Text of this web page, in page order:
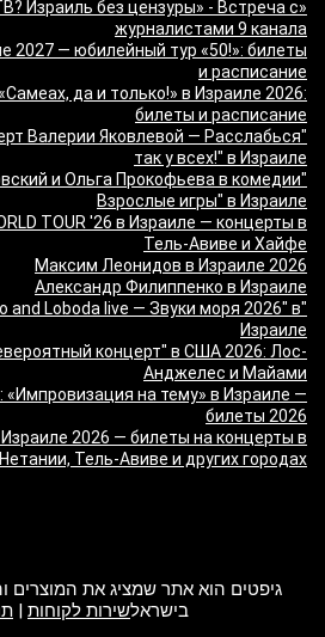
Израиль без цензуры» - Встреча с
журналистами 9 канала
2027 — юбилейный тур «50!»: билеты
и расписание
да и только!» в Израиле 2026:
билеты и расписание
Валерии Яковлевой — Расслабься
так у всех!" в Израиле
и Ольга Прокофьева в комедии
Взрослые игры" в Израиле
TOUR '26 в Израиле — концерты в
Тель-Авиве и Хайфе
Максим Леонидов в Израиле 2026
Александр Филиппенко в Израиле
and Loboda live — Звуки моря 2026" в
Израиле
концерт" в США 2026: Лос-
Анджелес и Майами
на тему» в Израиле —
билеты 2026
2026 — билеты на концерты в
Тель-Авиве и других городах
גיפטים הוא אתר שמציג את המוצרים
בישראלשירות לקוחות